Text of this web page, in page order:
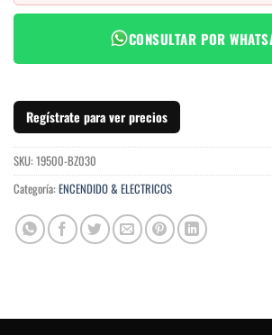
CONSULTAR POR
Regístrate para ver precios
SKU: 19500-BZ030
Categoría: ENCENDIDO & ELECTRICOS